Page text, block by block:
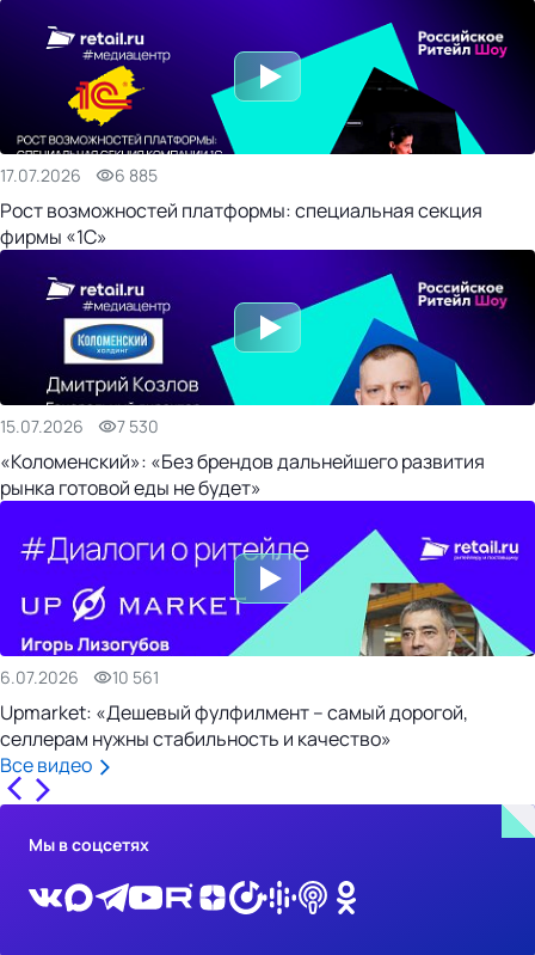
17.07.2026 6 885
Рост возможностей платформы: специальная секция
фирмы «1С»
15.07.2026 7 530
«Коломенский»: «Без брендов дальнейшего развития
рынка готовой еды не будет»
6.07.2026 10 561
Upmarket: «Дешевый фулфилмент – самый дорогой,
селлерам нужны стабильность и качество»
Все видео
Мы в соцсетях